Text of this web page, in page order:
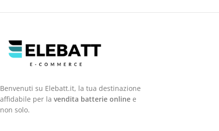
Benvenuti su Elebatt.it, la tua destinazione
affidabile per la vendita batterie online e
non solo.